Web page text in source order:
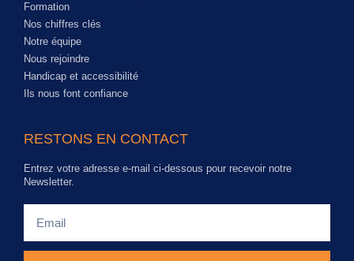
Formation
Nos chiffres clés
Notre équipe
Nous rejoindre
Handicap et accessibilité
Ils nous font confiance
RESTONS EN CONTACT
Entrez votre adresse e-mail ci-dessous pour recevoir notre
Newsletter.